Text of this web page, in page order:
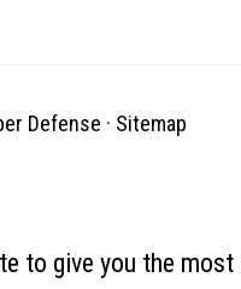
Defense · Sitemap
to give you the most